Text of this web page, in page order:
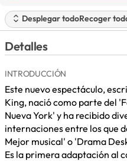
Desplegar todoRecoger
Detalles
INTRODUCCIÓN
Este nuevo espectáculo,
King, nació como parte del
Nueva York' y ha recibido
internaciones entre los que
Mejor musical' o 'Drama
Es la primera adaptación al